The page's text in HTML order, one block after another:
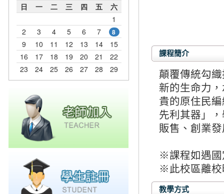
課程簡介
顛覆傳統勾
新的生命力
貴的原住民
先利其器」
販售、創業
※課程如遇
※此校區離
教學方式